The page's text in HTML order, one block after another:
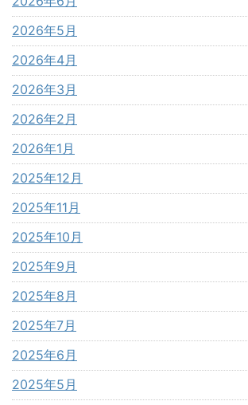
2026年5月
2026年4月
2026年3月
2026年2月
2026年1月
2025年12月
2025年11月
2025年10月
2025年9月
2025年8月
2025年7月
2025年6月
2025年5月